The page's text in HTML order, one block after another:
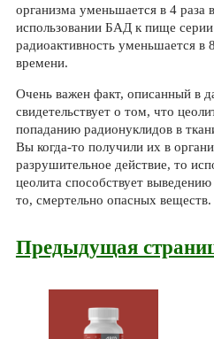
организма уменьшается в 4 раза
использовании БАД к пище
радиоактивность уменьшается в
времени.
Очень важен факт, описанный в
свидетельствует о том, что
попаданию радионуклидов в
Вы когда-то получили их в
разрушительное действие, то
цеолита способствует
то, смертельно опасных веществ.
Предыдущая